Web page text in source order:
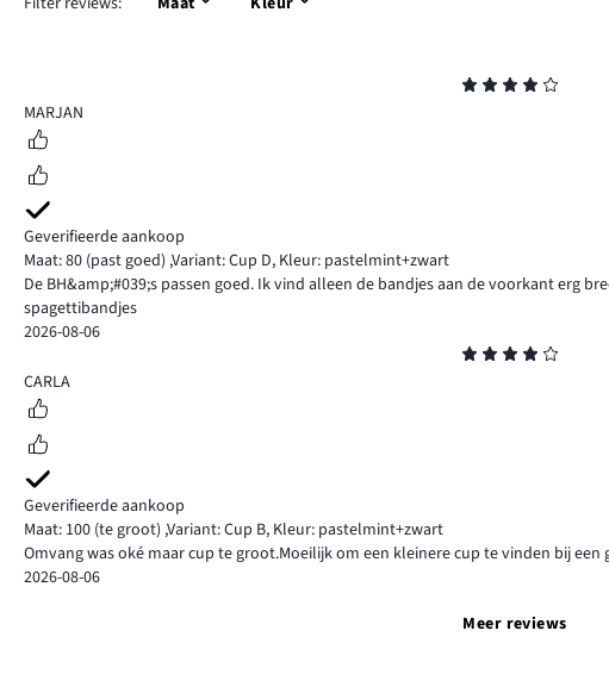
4
MARJAN
Geverifieerde aankoop
Maat: 80 (past goed) ,Variant: Cup D, Kleur: pastelmint+zwart
De BH&amp;#039;s passen goed. Ik vind alleen de bandjes aan de voorkant erg
spagettibandjes
2026-08-06
4
CARLA
Geverifieerde aankoop
Maat: 100 (te groot) ,Variant: Cup B, Kleur: pastelmint+zwart
Omvang was oké maar cup te groot.Moeilijk om een kleinere cup te vinden bij een
2026-08-06
Meer reviews